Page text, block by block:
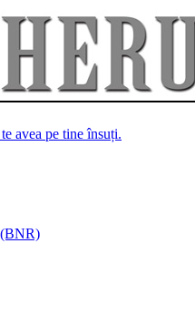
avea pe tine însuți.
(BNR)